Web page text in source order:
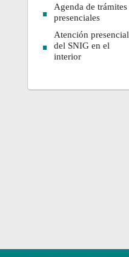
Agenda de trámites
presenciales
Atención presencial
del SNIG en el
interior